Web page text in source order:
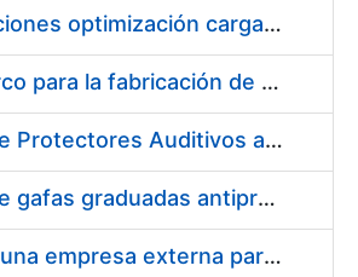
Pliego condiciones optimización cargas compras firmado
Acuerdo marco para la fabricación de piezas
Suministro de Protectores Auditivos a medida para las personas trabajadoras de los Centros de Trabajo de Madrid y Burgos
Suministro de gafas graduadas antiproyecciones para los trabajadores de la FNMT-RCM en los centros de trabajo de Madrid y Burgos
Servicios de una empresa externa para el asesoramiento y resolución de los recursos de alzada que se presentan relacionados con procesos de selección para la FNMT-RCM